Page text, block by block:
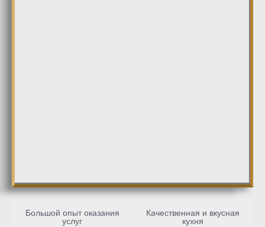
Большой опыт оказания
услуг
Качественная и вкусная
кухня